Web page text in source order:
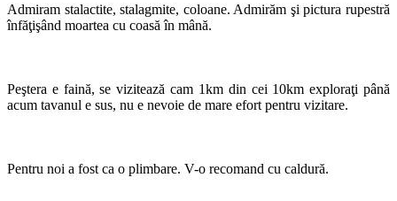
Admiram stalactite, stalagmite, coloane. Admirăm şi pictura rupestră
înfăţişând moartea cu coasă în mână.
Peştera e faină, se vizitează cam 1km din cei 10km exploraţi până
acum tavanul e sus, nu e nevoie de mare efort pentru vizitare.
Pentru noi a fost ca o plimbare. V-o recomand cu caldură.